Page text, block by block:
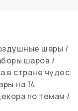
шары /
шаров /
в стране чудес
на 14
по темам /